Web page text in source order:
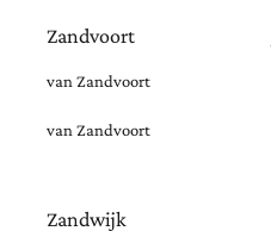
Zandvoort
van Zandvoort
van Zandvoort
Zandwijk